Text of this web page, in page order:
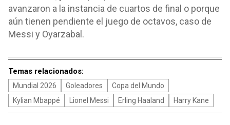
avanzaron a la instancia de cuartos de final o porque
aún tienen pendiente el juego de octavos, caso de
Messi y Oyarzabal.
Temas relacionados:
Mundial 2026 Goleadores
Copa del Mundo
Kylian Mbappé
Lionel Messi Erling Haaland Harry Kane